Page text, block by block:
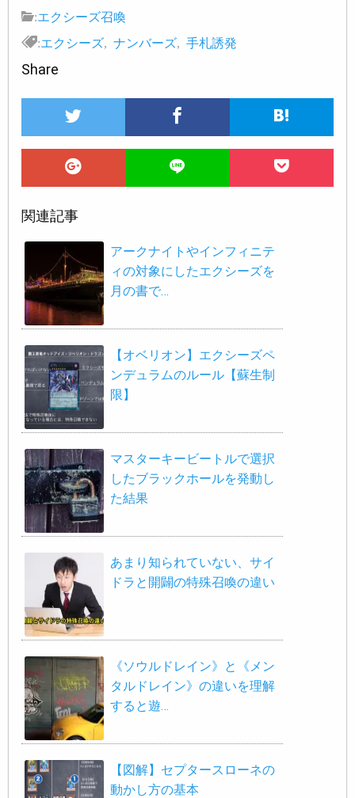
:エクシーズ召喚
:エクシーズ ナンバーズ 手札誘発
Share
関連記事
アークナイトやインフィニテ
ィの対象にしたエクシーズを
月の書で…
【オベリオン】エクシーズペ
ンデュラムのルール【蘇生制
限】
マスターキービートルで選択
したブラックホールを発動し
た結果
あまり知られていない、サイ
ドラと開闢の特殊召喚の違い
《ソウルドレイン》と《メン
タルドレイン》の違いを理解
すると遊…
【図解】セプタースローネの
動かし方の基本